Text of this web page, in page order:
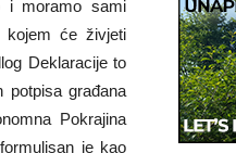
i moramo sami
kojem će živjeti
Deklaracije to
potpisa građana
Pokrajina
je kao